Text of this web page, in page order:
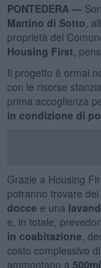
PONTEDERA —
Martino di Sotto ,
proprietà del
Housing First ,
Il progetto è ormai
con le risorse
prima accoglienza
in condizione di
Grazie a Housing
potranno trovare
docce e una
e, in totale,
in coabitazione ,
costo complessivo
ammontano a